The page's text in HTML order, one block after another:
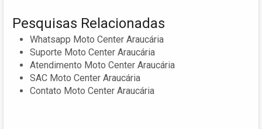
Pesquisas Relacionadas
Whatsapp Moto Center Araucária
Suporte Moto Center Araucária
Atendimento Moto Center Araucária
SAC Moto Center Araucária
Contato Moto Center Araucária